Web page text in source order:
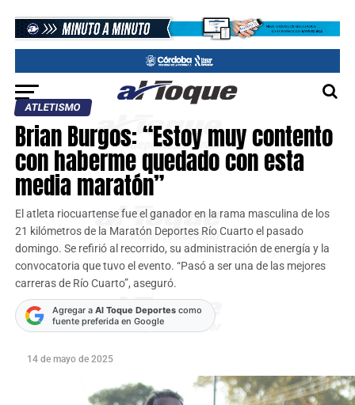
ATLETISMO
Brian Burgos: “Estoy muy contento
con haberme quedado con esta
media maratón”
El atleta riocuartense fue el ganador en la rama masculina de los
21 kilómetros de la Maratón Deportes Río Cuarto el pasado
domingo. Se refirió al recorrido, su administración de energía y la
convocatoria que tuvo el evento. “Pasó a ser una de las mejores
carreras de Río Cuarto”, aseguró.
Agregar a Al Toque Deportescomo
fuente preferida en Google
14 de mayo de 2025